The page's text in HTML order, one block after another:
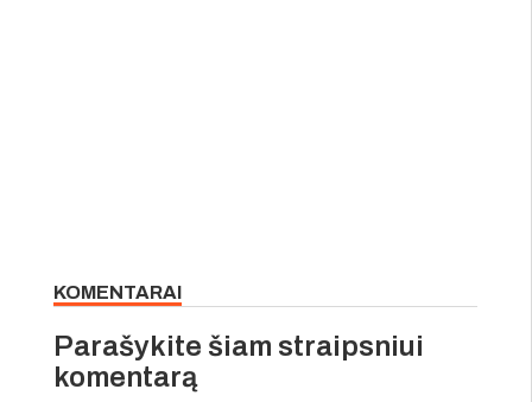
KOMENTARAI
Parašykite šiam straipsniui
komentarą